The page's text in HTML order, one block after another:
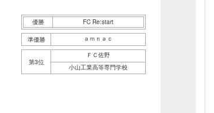
優勝 FC Re:start
準優勝 ａｍｎａｃ
第3位
ＦＣ佐野
小山工業高等専門学校